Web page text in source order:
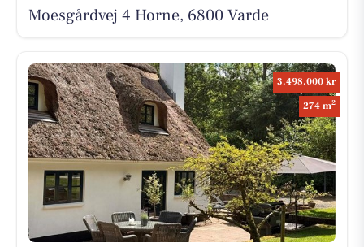
Moesgårdvej 4 Horne, 6800 Varde
3.498.000 kr
274 m2